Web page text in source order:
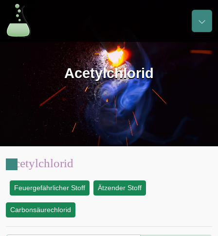
Acetylchlorid
Acetylchlorid
Feuergefährlicher Stoff Ätzender Stoff
Carbonsäurechlorid